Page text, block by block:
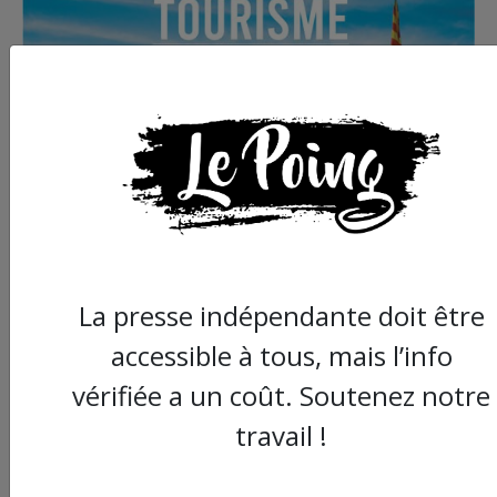
La presse indépendante doit être
accessible à tous, mais l’info
vérifiée a un coût. Soutenez notre
travail !